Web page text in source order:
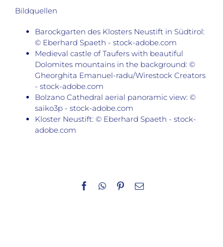
Bildquellen
Barockgarten des Klosters Neustift in Südtirol:
© Eberhard Spaeth - stock-adobe.com
Medieval castle of Taufers with beautiful
Dolomites mountains in the background: ©
Gheorghita Emanuel-radu/Wirestock Creators
- stock-adobe.com
Bolzano Cathedral aerial panoramic view: ©
saiko3p - stock-adobe.com
Kloster Neustift: © Eberhard Spaeth - stock-
adobe.com
Facebook
WhatsApp
Pinterest
E-